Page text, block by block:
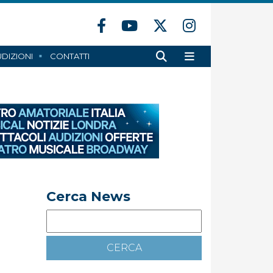
CONTATTI
Cerca News